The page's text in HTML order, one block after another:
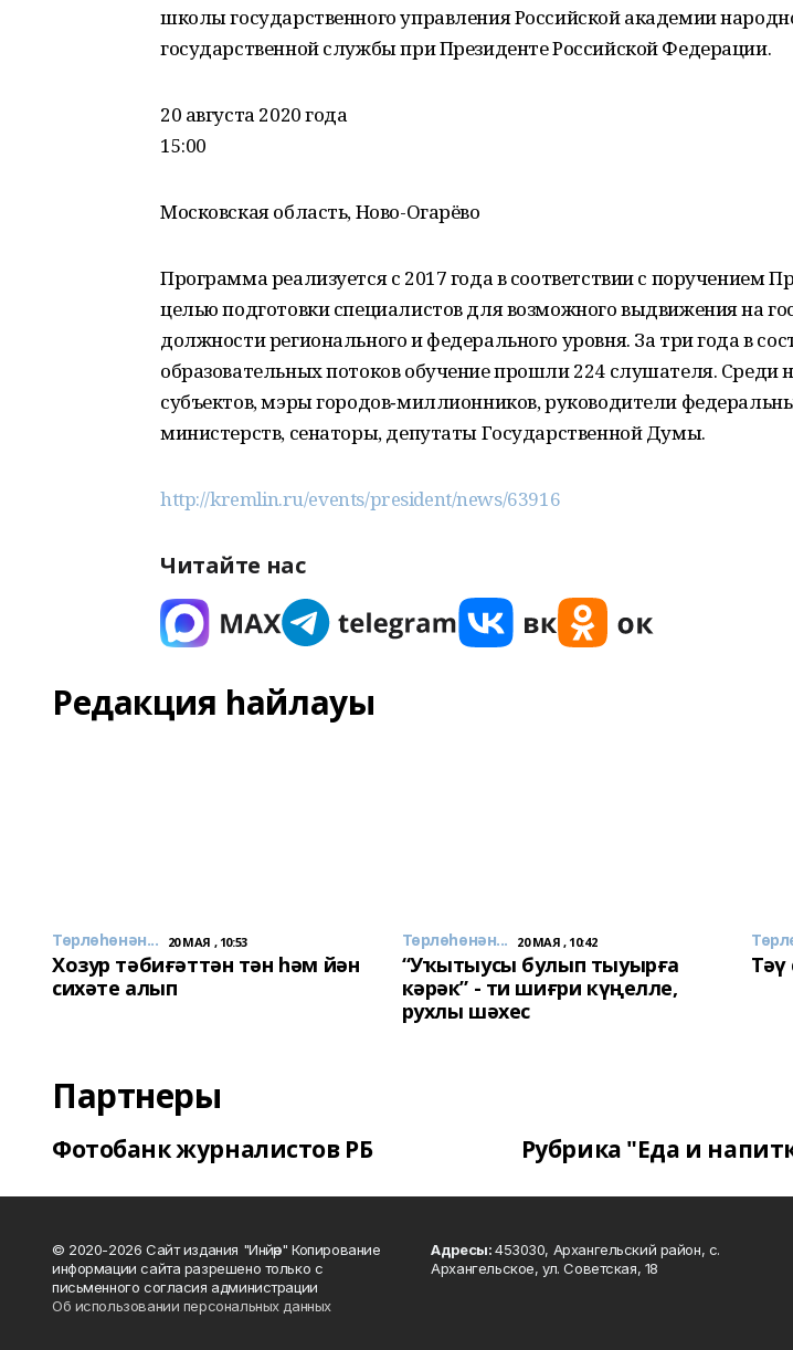
школы государственного управления Российской академии
государственной службы при Президенте Российской Федерации.
20 августа 2020 года
15:00
Московская область, Ново-Огарёво
Программа реализуется с 2017 года в соответствии с поручением
целью подготовки специалистов для возможного выдвижения на
должности регионального и федерального уровня. За три года в
образовательных потоков обучение прошли 224 слушателя. Среди
субъектов, мэры городов‑миллионников, руководители
министерств, сенаторы, депутаты Государственной Думы.
http://kremlin.ru/events/president/news/63916
Читайте нас
Редакция һайлауы
Төрлөһөнән... 20 МАЯ , 10:53
Хозур тәбиғәттән тән һәм йән
сихәте алып
Төрлөһөнән... 20 МАЯ , 10:42
“Уҡытыусы булып тыуырға
кәрәк” - ти шиғри күңелле,
рухлы шәхес
Тәү
Партнеры
Фотобанк журналистов РБ Рубрика "Еда и
© 2020-2026 Сайт издания "Инйәр" Копирование
информации сайта разрешено только с
письменного согласия администрации
Об использовании персональных данных
Адресы:453030, Архангельский район, с.
Архангельское, ул. Советская, 18